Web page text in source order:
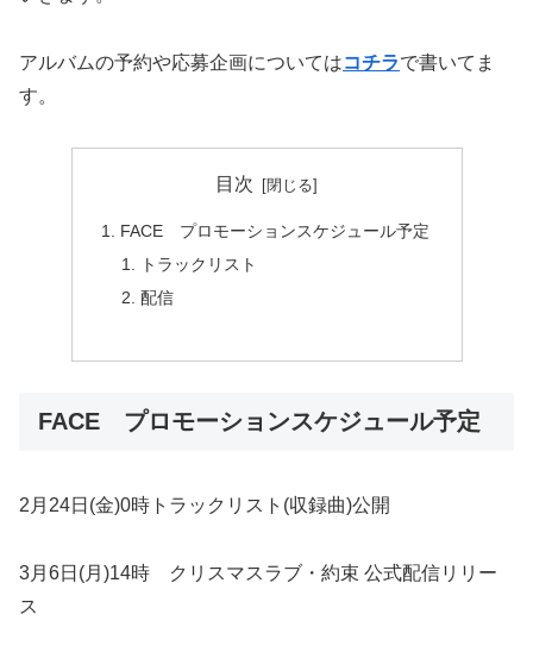
アルバムの予約や応募企画についてはコチラで書いてま
す。
目次
FACE プロモーションスケジュール予定
トラックリスト
配信
FACE プロモーションスケジュール予定
2月24日(金)0時トラックリスト(収録曲)公開
3月6日(月)14時 クリスマスラブ・約束 公式配信リリー
ス